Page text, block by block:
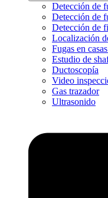
Detección de
Detección de
Detección de
Localización
Fugas en
Estudio de
Ductoscopía
Video
Gas trazador
Ultrasonido